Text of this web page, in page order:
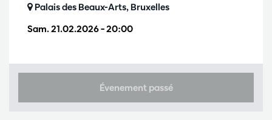
Sam. 21.02.2026– 20:00
Palais des Beaux-Arts, Bruxelles
Évenement passé